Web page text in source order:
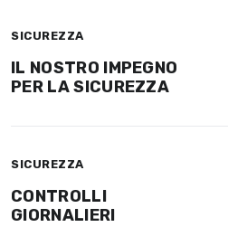
SICUREZZA
IL NOSTRO IMPEGNO
PER LA SICUREZZA
SICUREZZA
CONTROLLI
GIORNALIERI